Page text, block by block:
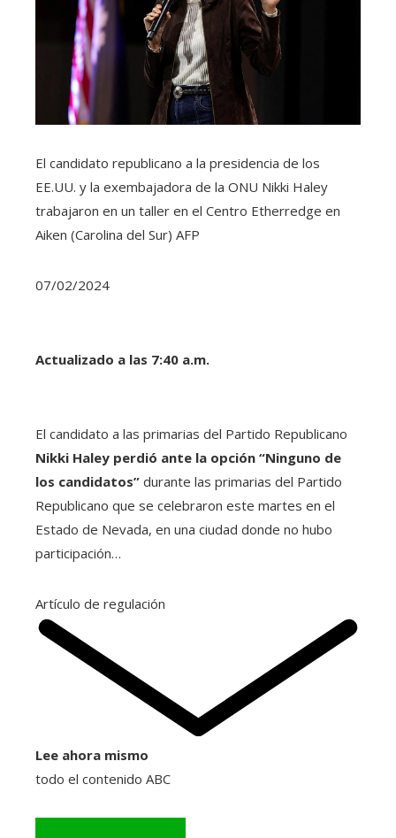
El candidato republicano a la presidencia de los
EE.UU. y la exembajadora de la ONU Nikki Haley
trabajaron en un taller en el Centro Etherredge en
Aiken (Carolina del Sur) AFP
07/02/2024
Actualizado a las 7:40 a.m.
El candidato a las primarias del Partido Republicano
Nikki Haley perdió ante la opción “Ninguno de
los candidatos” durante las primarias del Partido
Republicano que se celebraron este martes en el
Estado de Nevada, en una ciudad donde no hubo
participación…
Artículo de regulación
Lee ahora mismo
todo el contenido ABC